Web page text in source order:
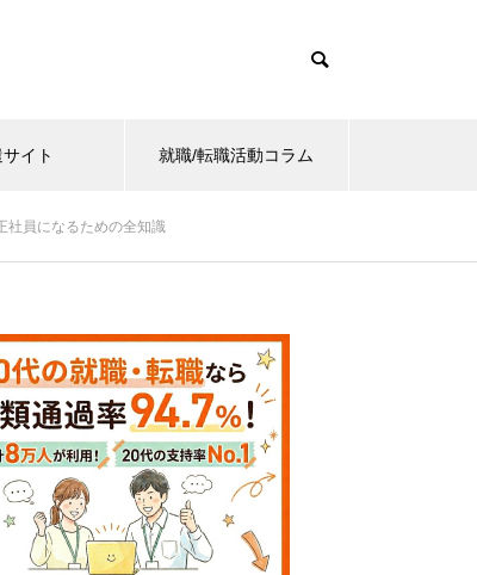
イト 就職/転職活動コラム
社員になるための全知識